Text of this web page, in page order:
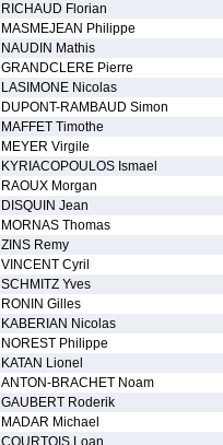
RICHAUD Florian
MASMEJEAN Philippe
NAUDIN Mathis
GRANDCLERE Pierre
LASIMONE Nicolas
DUPONT-RAMBAUD Simon
MAFFET Timothe
MEYER Virgile
KYRIACOPOULOS Ismael
RAOUX Morgan
DISQUIN Jean
MORNAS Thomas
ZINS Remy
VINCENT Cyril
SCHMITZ Yves
RONIN Gilles
KABERIAN Nicolas
NOREST Philippe
KATAN Lionel
ANTON-BRACHET Noam
GAUBERT Roderik
MADAR Michael
COURTOIS Loan